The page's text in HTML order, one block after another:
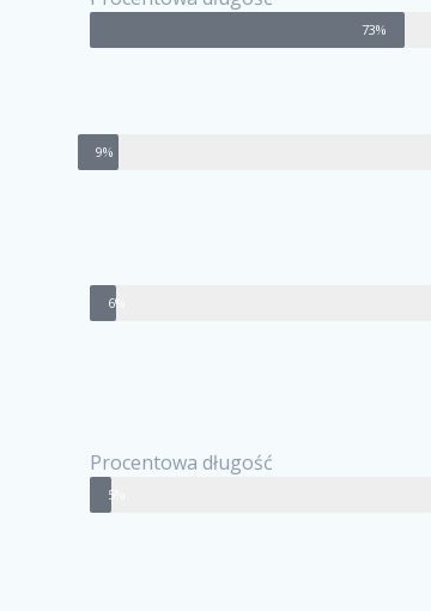
73%
Procentowa długośc
9%
Procentowa długość
6%
Procentowa długość
5%